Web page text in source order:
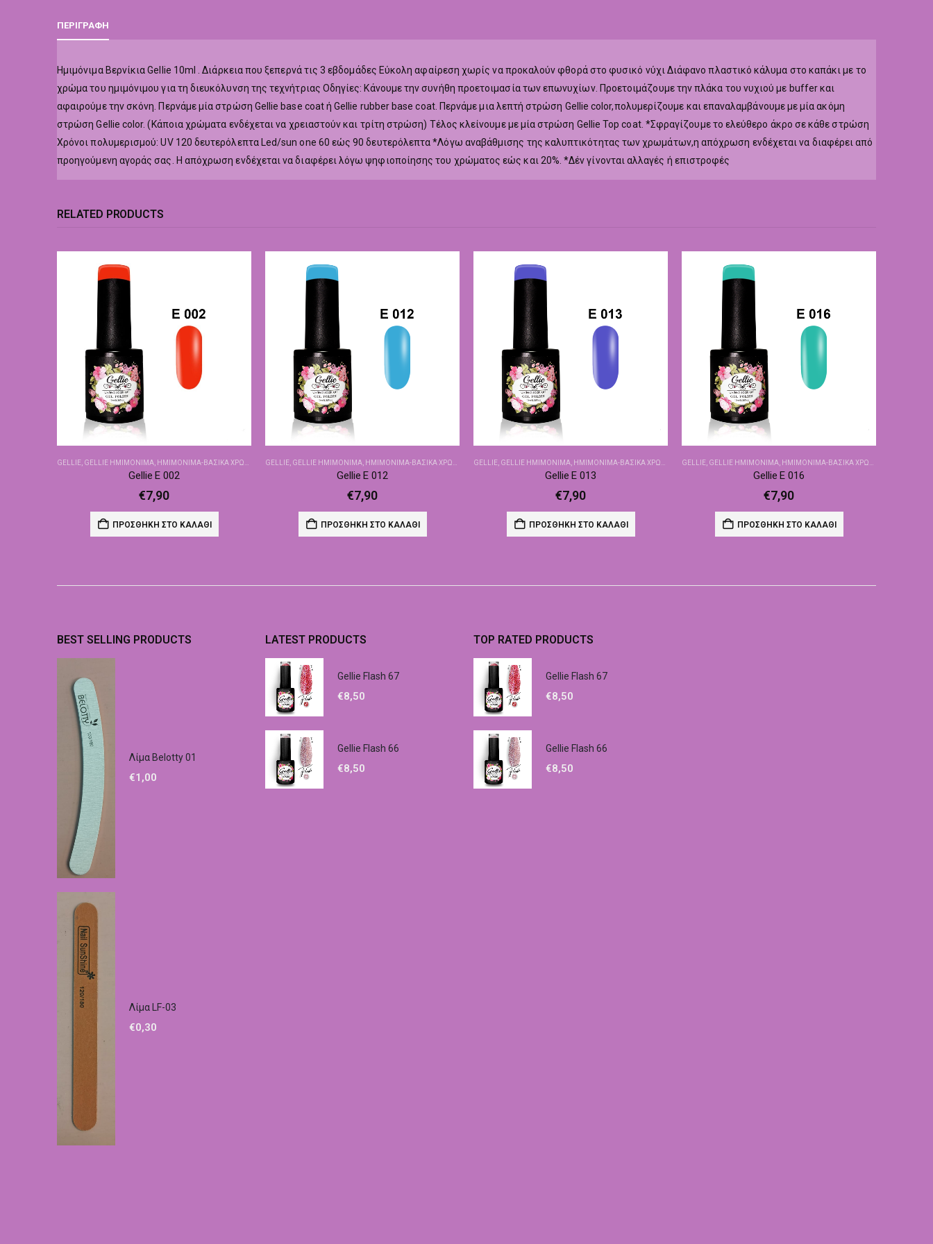
ΠΕΡΙΓΡΑΦΉ
Hμιμόνιμα Βερνίκια Gellie 10ml . Διάρκεια που ξεπερνά τις 3 εβδομάδες Εύκολη αφαίρεση χωρίς να προκαλούν φθορά στο φυσικό νύχι Διάφανο πλαστικό κάλυμα στο καπάκι με το
χρώμα του ημιμόνιμου για τη διευκόλυνση της τεχνήτριας Οδηγίες: Κάνουμε την συνήθη προετοιμασία των επωνυχίων. Προετοιμάζουμε την πλάκα του νυχιού με buffer και
αφαιρούμε την σκόνη. Περνάμε μία στρώση Gellie base coat ή Gellie rubber base coat. Περνάμε μια λεπτή στρώση Gellie color,πολυμερίζουμε και επαναλαμβάνουμε με μία ακόμη
στρώση Gellie color. (Κάποια χρώματα ενδέχεται να χρειαστούν και τρίτη στρώση) Τέλος κλείνουμε με μία στρώση Gellie Top coat. *Σφραγίζουμε το ελεύθερο άκρο σε κάθε στρώση
Χρόνοι πολυμερισμού: UV 120 δευτερόλεπτα Led/sun one 60 εώς 90 δευτερόλεπτα *Λόγω αναβάθμισης της καλυπτικότητας των χρωμάτων,η απόχρωση ενδέχεται να διαφέρει από
προηγούμενη αγοράς σας. Η απόχρωση ενδέχεται να διαφέρει λόγω ψηφιοποίησης του χρώματος εώς και 20%. *Δέν γίνονται αλλαγές ή επιστροφές
RELATED PRODUCTS
GELLIE, GELLIE ΗΜΙΜΌΝΙΜΑ, ΗΜΙΜΌΝΙΜΑ-ΒΑΣΙΚΆ ΧΡΏΜΑΤΑ
Gellie E 002
€7,90
ΠΡΟΣΘΉΚΗ ΣΤΟ ΚΑΛΆΘΙ
GELLIE, GELLIE ΗΜΙΜΌΝΙΜΑ, ΗΜΙΜΌΝΙΜΑ-ΒΑΣΙΚΆ ΧΡΏΜΑΤΑ
Gellie E 012
€7,90
ΠΡΟΣΘΉΚΗ ΣΤΟ ΚΑΛΆΘΙ
GELLIE, GELLIE ΗΜΙΜΌΝΙΜΑ, ΗΜΙΜΌΝΙΜΑ-ΒΑΣΙΚΆ ΧΡΏΜΑΤΑ
Gellie E 013
€7,90
ΠΡΟΣΘΉΚΗ ΣΤΟ ΚΑΛΆΘΙ
GELLIE, GELLIE ΗΜΙΜΌΝΙΜΑ, ΗΜΙΜΌΝΙΜΑ-ΒΑΣΙΚΆ ΧΡΏΜΑΤΑ
Gellie E 016
€7,90
ΠΡΟΣΘΉΚΗ ΣΤΟ ΚΑΛΆΘΙ
BEST SELLING PRODUCTS
Λίμα Belotty 01
€1,00
Λίμα LF-03
€0,30
LATEST PRODUCTS
Gellie Flash 67
€8,50
Gellie Flash 66
€8,50
TOP RATED PRODUCTS
Gellie Flash 67
€8,50
Gellie Flash 66
€8,50